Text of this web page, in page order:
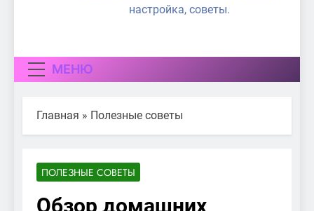
настройка, советы.
МЕНЮ
Главная » Полезные советы
ПОЛЕЗНЫЕ СОВЕТЫ
Обзор домашних